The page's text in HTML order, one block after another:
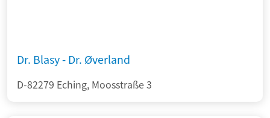
Dr. Blasy - Dr. Øverland
D-82279 Eching, Moosstraße 3